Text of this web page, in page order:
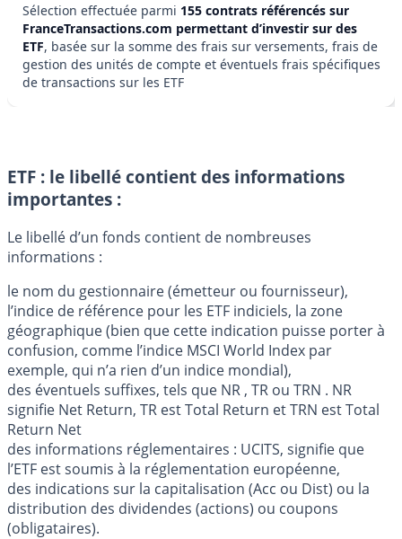
Sélection effectuée parmi 155 contrats référencés sur
FranceTransactions.com permettant d’investir sur des
ETF, basée sur la somme des frais sur versements, frais de
gestion des unités de compte et éventuels frais spécifiques
de transactions sur les ETF
ETF : le libellé contient des informations
importantes :
Le libellé d’un fonds contient de nombreuses
informations :
le nom du gestionnaire (émetteur ou fournisseur),
l’indice de référence pour les ETF indiciels, la zone
géographique (bien que cette indication puisse porter à
confusion, comme l’indice MSCI World Index par
exemple, qui n’a rien d’un indice mondial),
des éventuels suffixes, tels que NR , TR ou TRN . NR
signifie Net Return, TR est Total Return et TRN est Total
Return Net
des informations réglementaires : UCITS, signifie que
l’ETF est soumis à la réglementation européenne,
des indications sur la capitalisation (Acc ou Dist) ou la
distribution des dividendes (actions) ou coupons
(obligataires).